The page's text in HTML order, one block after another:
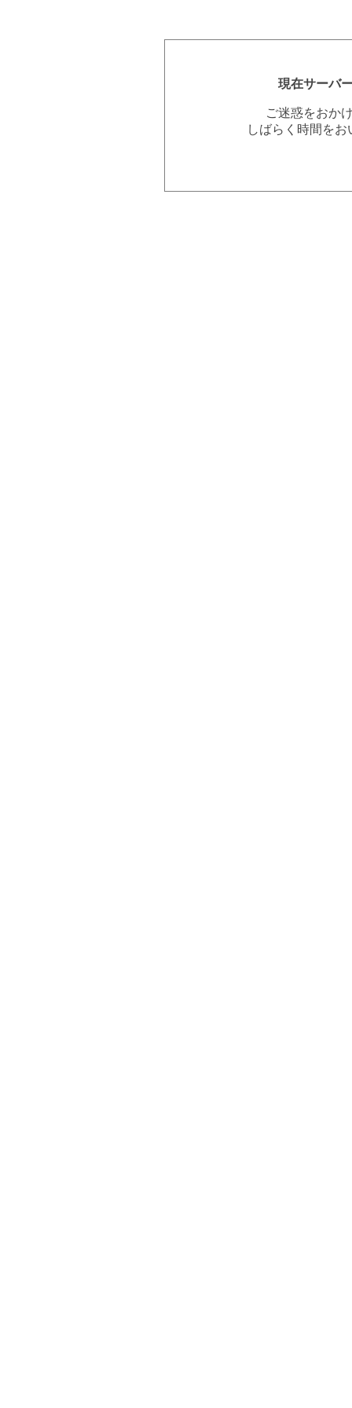
現在サーバ
ご迷惑をおか
しばらく時間を